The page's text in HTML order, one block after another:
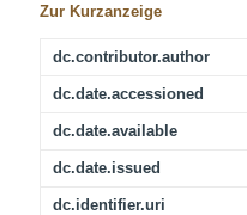
Zur Kurzanzeige
dc.contributor.author
dc.date.accessioned
dc.date.available
dc.date.issued
dc.identifier.uri